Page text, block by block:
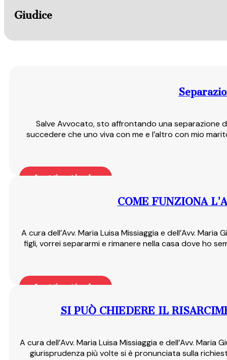
Giudice
Salve Avvocato, sto affrontando una separazione
succedere che uno viva con me e l’altro con mio
Leggi articolo
COME FUNZIONA
A cura dell’Avv. Maria Luisa Missiaggia e dell’Avv.
figli, vorrei separarmi e rimanere nella casa dove ho
Leggi articolo
SI PUÒ CHIEDERE IL
A cura dell’Avv. Maria Luisa Missiaggia e dell’Avv.
giurisprudenza più volte si è pronunciata sulla